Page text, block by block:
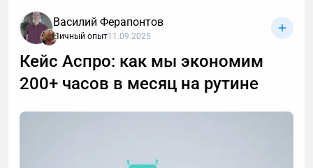
После 40 лет привычные методы тренировок для
пошаговая стратегия для мужчин: как преодолеть
Василий Ферапонтов
Личный опыт11.09.2025
Кейс Аспро: как мы экономим
200+ часов в месяц на рутине